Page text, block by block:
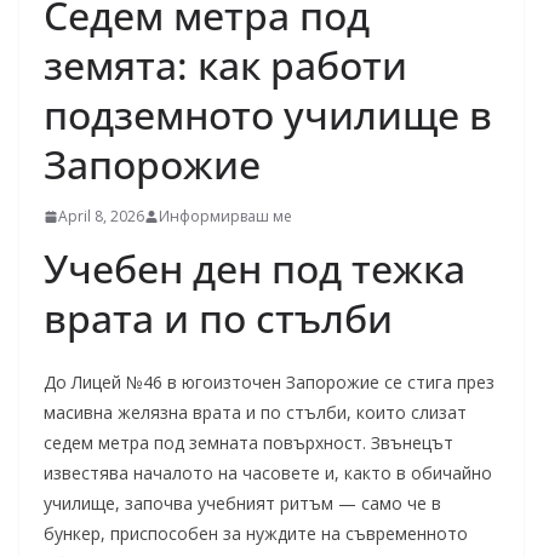
Седем метра под
земята: как работи
подземното училище в
Запорожие
April 8, 2026 Информирваш ме
Учебен ден под тежка
врата и по стълби
До Лицей №46 в югоизточен Запорожие се стига през
масивна желязна врата и по стълби, които слизат
седем метра под земната повърхност. Звънецът
известява началото на часовете и, както в обичайно
училище, започва учебният ритъм — само че в
бункер, приспособен за нуждите на съвременното